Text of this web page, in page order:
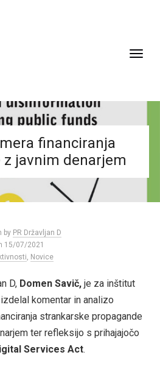
financiranja
z javnim denarjem
by PR Državljan D
15/07/2021
, Novice
D, Domen Savič,je za inštitut
izdelal komentar in analizo
strankarske propagande
ter refleksijo s prihajajočo
Services Act.